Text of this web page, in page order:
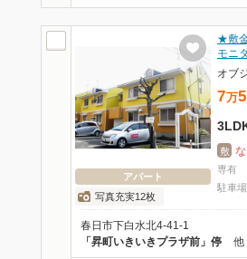
アパート
写真充実12枚
★敷
モニ
オブ
7万
敷
専有
駐車場
春日市下白水北4-41-1
「昇町いきいきプラザ前」停 他